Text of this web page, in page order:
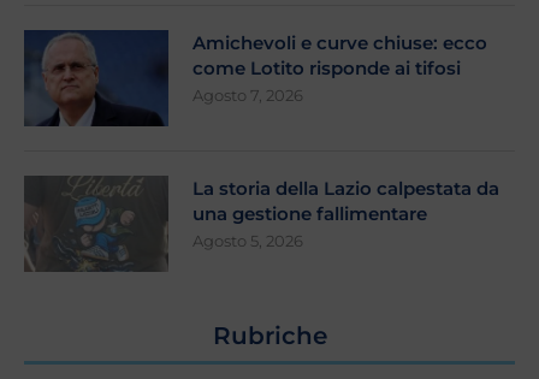
Amichevoli e curve chiuse: ecco
come Lotito risponde ai tifosi
Agosto 7, 2026
La storia della Lazio calpestata da
una gestione fallimentare
Agosto 5, 2026
Rubriche